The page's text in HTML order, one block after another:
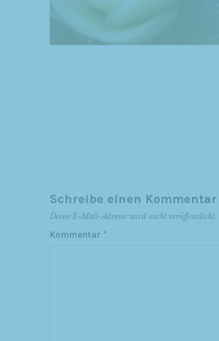
Schreibe einen Kommentar
Deine E-Mail-Adresse wird nicht veröffentlicht.
Kommentar *